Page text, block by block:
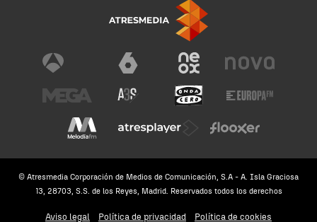
© Atresmedia Corporación de Medios de Comunicación, S.A - A. Isla Graciosa
13, 28703, S.S. de los Reyes, Madrid. Reservados todos los derechos
Aviso legal Política de privacidad Política de cookies